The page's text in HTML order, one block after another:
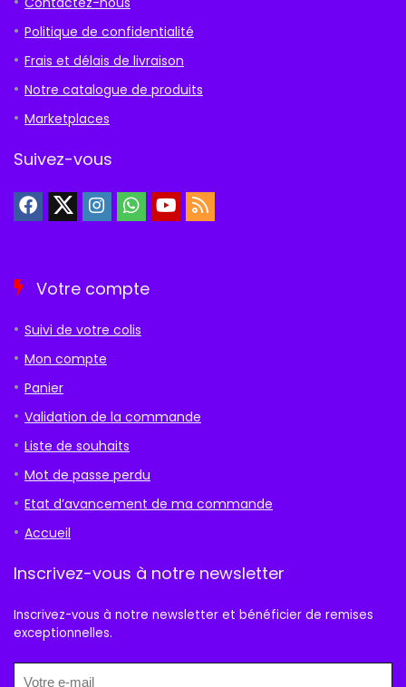
Politique de confidentialité
Frais et délais de livraison
Notre catalogue de produits
Marketplaces
Suivez-vous
Votre compte
Suivi de votre colis
Mon compte
Panier
Validation de la commande
Liste de souhaits
Mot de passe perdu
Etat d’avancement de ma commande
Accueil
Inscrivez-vous à notre newsletter
Inscrivez-vous à notre newsletter et bénéficier de remises
exceptionnelles.